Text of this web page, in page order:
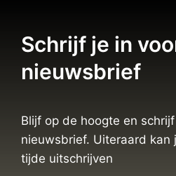
Schrijf je in
nieuwsbrief
Blijf op de hoogte en
nieuwsbrief. Uiteraard kan
tijde uitschrijven